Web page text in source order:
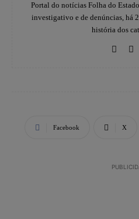
Portal do notícias Folha do
investigativo e de denúncias, há
história dos
Facebook X